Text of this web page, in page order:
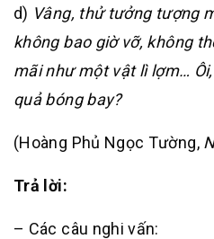
d) Vâng, thử tưởng tượng
không bao giờ vỡ, không
mãi như một vật lì lợm…
quả bóng bay?
(Hoàng Phủ Ngọc Tường,
Trả lời:
– Các câu nghi vấn: